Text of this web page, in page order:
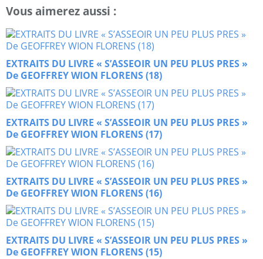
Vous aimerez aussi :
EXTRAITS DU LIVRE « S’ASSEOIR UN PEU PLUS PRES »
De GEOFFREY WION FLORENS (18)
EXTRAITS DU LIVRE « S’ASSEOIR UN PEU PLUS PRES »
De GEOFFREY WION FLORENS (17)
EXTRAITS DU LIVRE « S’ASSEOIR UN PEU PLUS PRES »
De GEOFFREY WION FLORENS (16)
EXTRAITS DU LIVRE « S’ASSEOIR UN PEU PLUS PRES »
De GEOFFREY WION FLORENS (15)